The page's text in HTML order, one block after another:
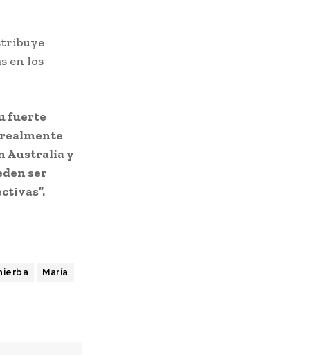
en los
fuerte
Australia y
ser
María